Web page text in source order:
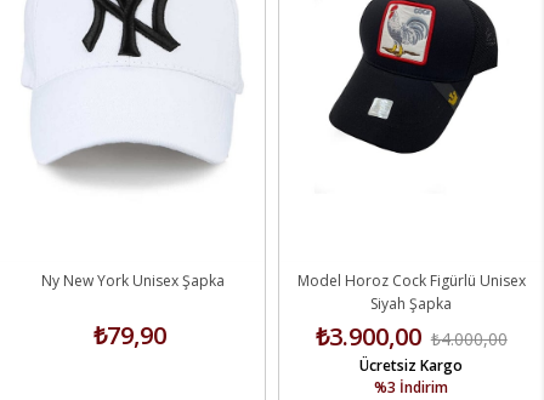
Ny New York Unisex Şapka
₺79,90
Model Horoz Cock Figürlü Unisex
Siyah Şapka
₺3.900,00 ₺4.000,00
%3 İndirim
Ücretsiz Kargo